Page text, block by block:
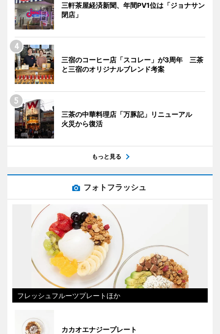
三軒茶屋経済新聞、年間PV1位は「ジョナサン
閉店」
三宿のコーヒー店「スコレー」が3周年 三茶
と三宿のオリジナルブレンド考案
三茶の中華料理店「万豚記」リニューアル
火災から復活
もっと見る
フォトフラッシュ
フレッシュフルーツプレートほか
カカオエナジープレート